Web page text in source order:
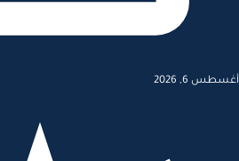
أغسطس 6, 2026